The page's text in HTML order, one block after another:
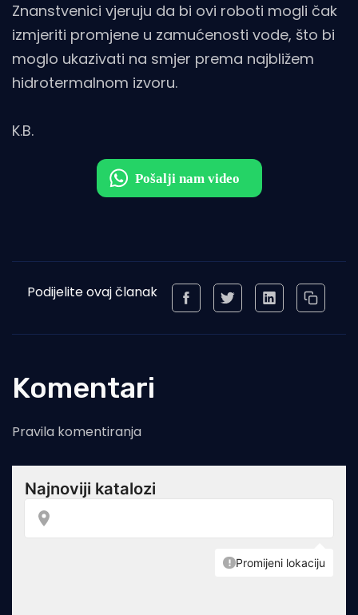
Znanstvenici vjeruju da bi ovi roboti mogli čak
izmjeriti promjene u zamućenosti vode, što bi
moglo ukazivati ​​na smjer prema najbližem
hidrotermalnom izvoru.
K.B.
Podijelite ovaj članak
Komentari
Pravila komentiranja